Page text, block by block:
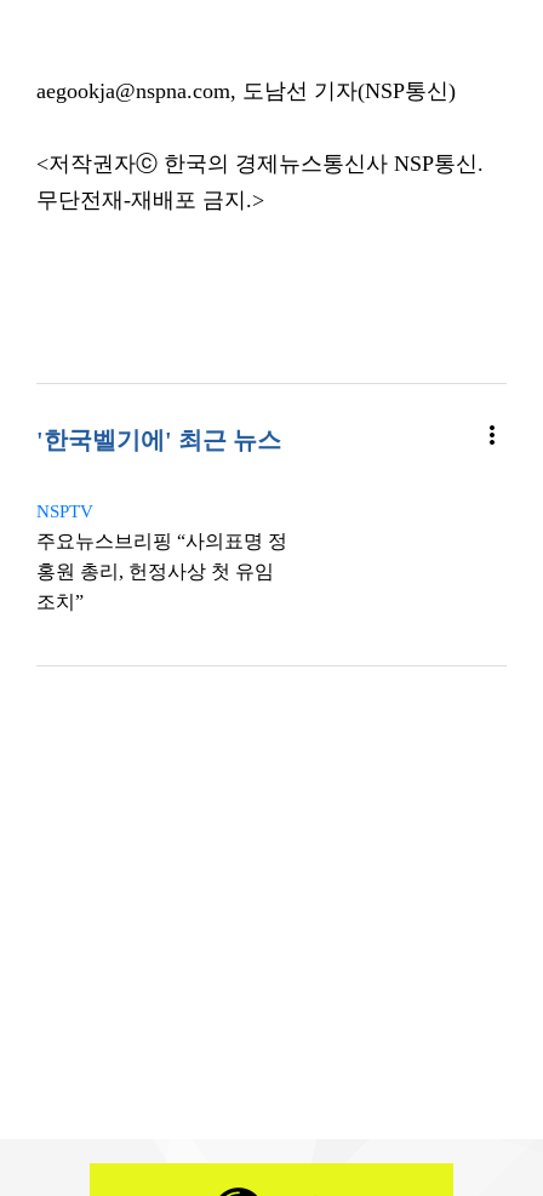
aegookja@nspna.com, 도남선 기자(NSP통신)
<저작권자ⓒ 한국의 경제뉴스통신사 NSP통신.
무단전재-재배포 금지.>
'한국벨기에' 최근 뉴스 more_vert
NSPTV
주요뉴스브리핑 “사의표명 정
홍원 총리, 헌정사상 첫 유임
조치”